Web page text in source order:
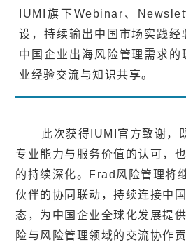
IUMI旗下Webinar、
设，持续输出中国市场实践经
中国企业出海风险管理需求的
业经验交流与知识共享。
此次获得IUMI官方致谢，
专业能力与服务价值的认可，
的持续深化。Frad风险管理将
伙伴的协同联动，持续连接中
态，为中国企业全球化发展提
险与风险管理领域的交流协作